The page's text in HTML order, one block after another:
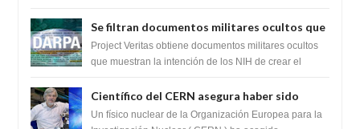
Se filtran documentos militares ocultos que
muestran la intención de los NIH de crear el
SARS-CoV-2, utilizando la investigación de
Project Veritas obtiene documentos militares ocultos
que muestran la intención de los NIH de crear el
Científico del CERN asegura haber sido
ayudado por seres de luz durante una
Un físico nuclear de la Organización Europea para la